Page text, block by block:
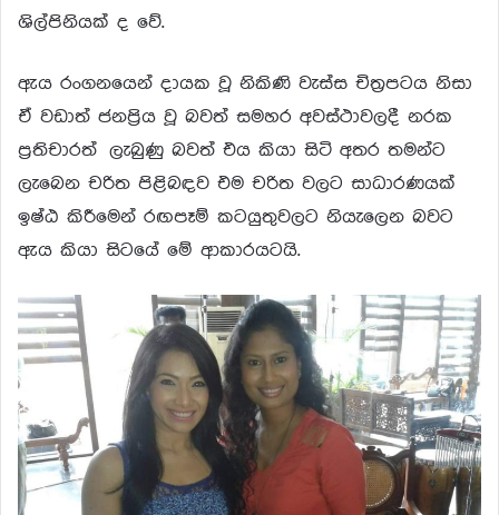
ශිල්පිනියක් ද වේ.
ඇය රංගනයෙන් දායක වූ නිකිණි වැස්ස චිත්‍රපටය නිසා
ඒ වඩාත් ජනප්‍රිය වූ බවත් සමහර අවස්ථාවලදී නරක
ප්‍රතිචාරත් ලැබුණු බවත් එය කියා සිටි අතර තමන්ට
ලැබෙන චරිත පිළිබඳව එම චරිත වලට සාධාරණයක්
ඉෂ්ඨ කිරීමෙන් රඟපෑම් කටයුතුවලට නියැලෙන බවට
ඇය කියා සිටයේ මේ ආකාරයටයි.